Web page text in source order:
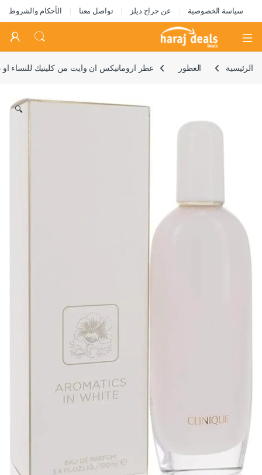
سياسة الخصوصية عن حراج ديلز تواصل معنا الأحكام والشروط
Open
الرئيسية العطور عطر اروماتيكس ان وايت من كلينيك للنساء او دي
🔍